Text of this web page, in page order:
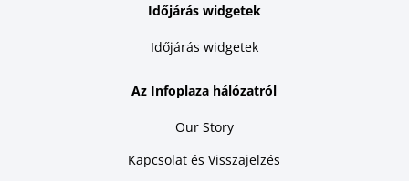
Időjárás widgetek
Időjárás widgetek
Az Infoplaza hálózatról
Our Story
Kapcsolat és Visszajelzés